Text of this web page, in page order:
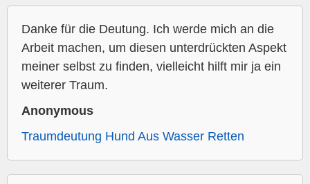
Danke für die Deutung. Ich werde mich an die
Arbeit machen, um diesen unterdrückten Aspekt
meiner selbst zu finden, vielleicht hilft mir ja ein
weiterer Traum.
Anonymous
Traumdeutung Hund Aus Wasser Retten